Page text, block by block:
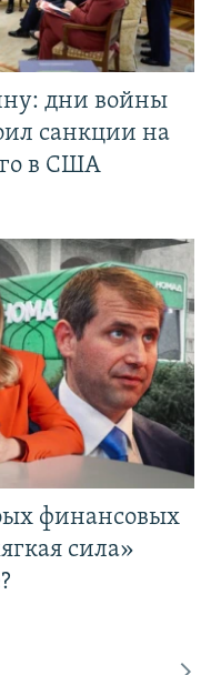
дни войны
санкции на
в США
финансовых
сила»